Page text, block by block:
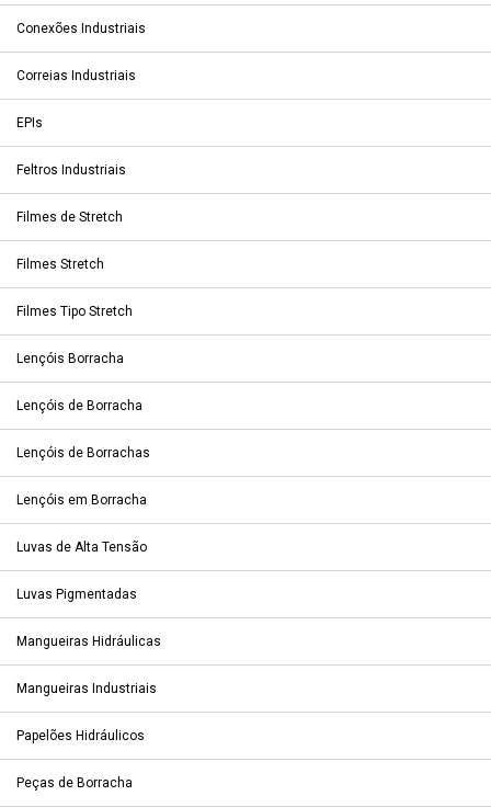
Conexões Industriais
Correias Industriais
EPIs
Feltros Industriais
Filmes de Stretch
Filmes Stretch
Filmes Tipo Stretch
Lençóis Borracha
Lençóis de Borracha
Lençóis de Borrachas
Lençóis em Borracha
Luvas de Alta Tensão
Luvas Pigmentadas
Mangueiras Hidráulicas
Mangueiras Industriais
Papelões Hidráulicos
Peças de Borracha